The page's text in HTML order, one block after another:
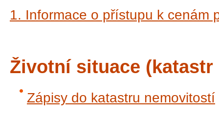
1. Informace o přístupu k cenám
Životní situace
Zápisy do katastru nemovitostí